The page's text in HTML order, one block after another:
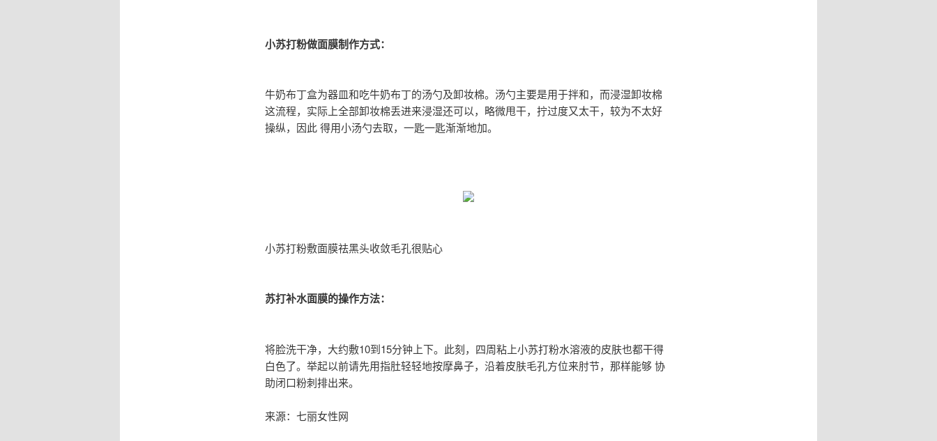
小苏打粉做面膜制作方式：
牛奶布丁盒为器皿和吃牛奶布丁的汤勺及卸妆棉。汤勺主要是用于拌和，而浸湿卸妆棉
这流程，实际上全部卸妆棉丢进来浸湿还可以，略微甩干，拧过度又太干，较为不太好
操纵，因此 得用小汤勺去取，一匙一匙渐渐地加。
小苏打粉敷面膜祛黑头收敛毛孔很贴心
苏打补水面膜的操作方法：
将脸洗干净，大约敷10到15分钟上下。此刻，四周粘上小苏打粉水溶液的皮肤也都干得
白色了。举起以前请先用指肚轻轻地按摩鼻子，沿着皮肤毛孔方位来肘节，那样能够 协
助闭口粉刺排出来。
来源：七丽女性网